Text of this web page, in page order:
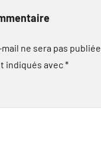
ne sera pas publiée.
indiqués avec*